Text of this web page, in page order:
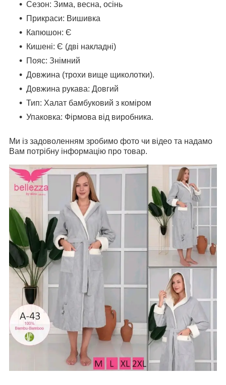
Сезон: Зима, весна, осінь
Прикраси: Вишивка
Капюшон: Є
Кишені: Є (дві накладні)
Пояс: Знімний
Довжина (трохи вище щиколотки).
Довжина рукава: Довгий
Тип: Халат бамбуковий з комiром
Упаковка: Фірмова від виробника.
Ми із задоволенням зробимо фото чи відео та надамо
Вам потрібну інформацію про товар.